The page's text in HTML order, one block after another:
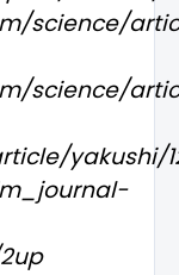
science/
science/
yakushi/